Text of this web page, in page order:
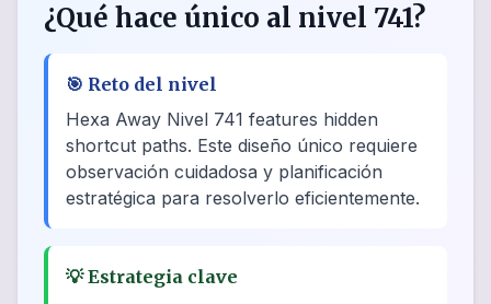
¿Qué hace único al nivel 741?
🎯 Reto del nivel
Hexa Away Nivel 741 features hidden
shortcut paths. Este diseño único requiere
observación cuidadosa y planificación
estratégica para resolverlo eficientemente.
💡Estrategia clave